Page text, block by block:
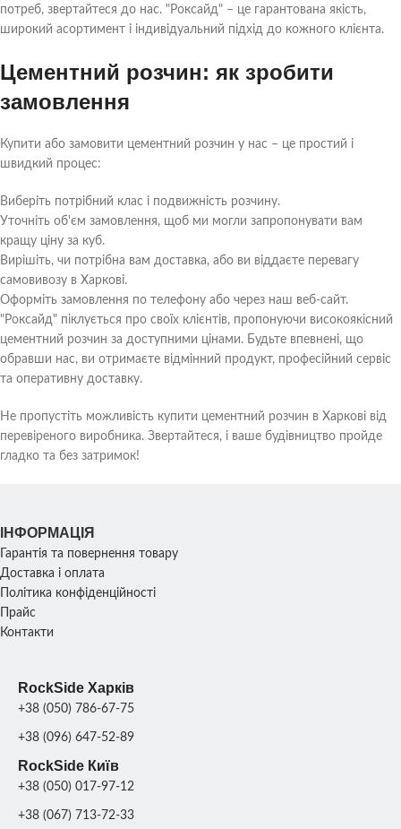
потреб, звертайтеся до нас. "Роксайд" – це гарантована якість,
широкий асортимент і індивідуальний підхід до кожного клієнта.
Цементний розчин: як зробити
замовлення
Купити або замовити цементний розчин у нас – це простий і
швидкий процес:
Виберіть потрібний клас і подвижність розчину.
Уточніть об'єм замовлення, щоб ми могли запропонувати вам
кращу ціну за куб.
Вирішіть, чи потрібна вам доставка, або ви віддаєте перевагу
самовивозу в Харкові.
Оформіть замовлення по телефону або через наш веб-сайт.
"Роксайд" піклується про своїх клієнтів, пропонуючи високоякісний
цементний розчин за доступними цінами. Будьте впевнені, що
обравши нас, ви отримаєте відмінний продукт, професійний сервіс
та оперативну доставку.
Не пропустіть можливість купити цементний розчин в Харкові від
перевіреного виробника. Звертайтеся, і ваше будівництво пройде
гладко та без затримок!
ІНФОРМАЦІЯ
Гарантія та повернення товару
Доставка і оплата
Політика конфіденційності
Прайс
Контакти
RockSide Харків
+38 (050) 786-67-75
+38 (096) 647-52-89
RockSide Київ
+38 (050) 017-97-12
+38 (067) 713-72-33